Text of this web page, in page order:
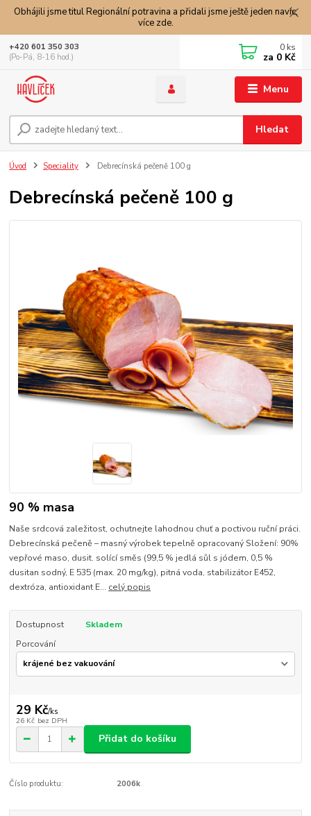
Obhájili jsme titul Regionální potravina a přidali jsme ještě jeden navíc,
více zde.
Menu
Hledat
+420 601 350 303
(Po-Pá, 8-16 hod.)
0 ks
za 0 Kč
Úvod Speciality Debrecínská pečeně 100 g
Debrecínská pečeně 100 g
90 % masa
Naše srdcová zaležitost, ochutnejte lahodnou chuť a poctivou ruční práci.
Debrecínská pečeně – masný výrobek tepelně opracovaný Složení: 90%
vepřové maso, dusit. solící směs (99,5 % jedlá sůl s jódem, 0,5 %
dusitan sodný, E 535 (max. 20 mg/kg), pitná voda, stabilizátor E452,
dextróza, antioxidant E... celý popis
Dostupnost
Skladem
Porcování
29 Kč/ks
26 Kč bez DPH
Přidat do košíku
Číslo produktu: 2006k